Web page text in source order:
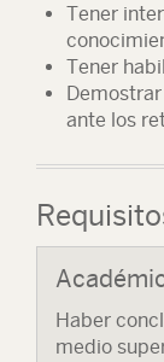
Tener
Tener
ante los
Haber
medio